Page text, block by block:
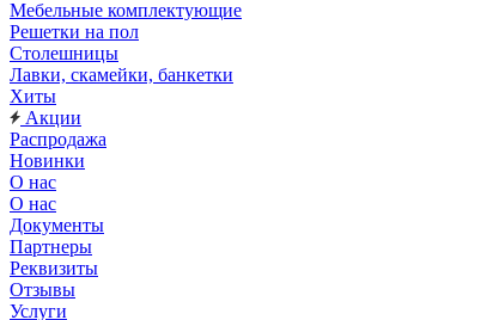
Мебельные комплектующие
Решетки на пол
Столешницы
Лавки, скамейки, банкетки
Хиты
Акции
Распродажа
Новинки
О нас
О нас
Документы
Партнеры
Реквизиты
Отзывы
Услуги